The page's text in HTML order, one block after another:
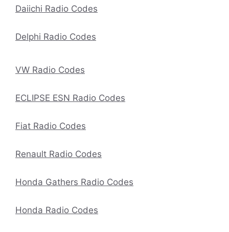
Daiichi Radio Codes
Delphi Radio Codes
VW Radio Codes
ECLIPSE ESN Radio Codes
Fiat Radio Codes
Renault Radio Codes
Honda Gathers Radio Codes
Honda Radio Codes